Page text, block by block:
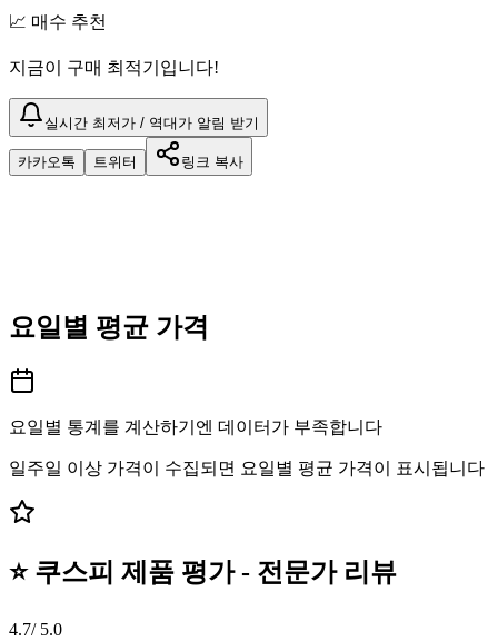
📈 매수 추천
지금이 구매 최적기입니다!
실시간 최저가 / 역대가 알림 받기
카카오톡 트위터 링크 복사
요일별 평균 가격
요일별 통계를 계산하기엔 데이터가 부족합니다
일주일 이상 가격이 수집되면 요일별 평균 가격이 표시됩니다
⭐ 쿠스피 제품 평가 - 전문가 리뷰
4.7/ 5.0